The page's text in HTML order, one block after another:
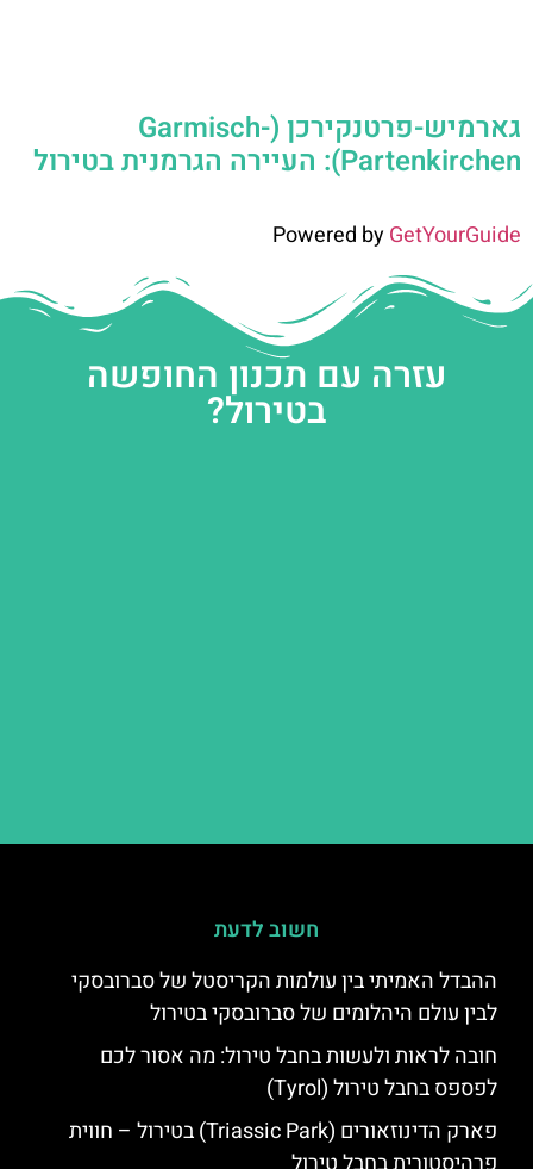
גארמיש-פרטנקירכן (Garmisch-
Partenkirchen): העיירה הגרמנית בטירול
Powered byGetYourGuide
עזרה עם תכנון החופשה
בטירול?
חשוב לדעת
ההבדל האמיתי בין עולמות הקריסטל של סברובסקי
לבין עולם היהלומים של סברובסקי בטירול
חובה לראות ולעשות בחבל טירול: מה אסור לכם
לפספס בחבל טירול (Tyrol)
פארק הדינוזאורים (Triassic Park) בטירול – חווית